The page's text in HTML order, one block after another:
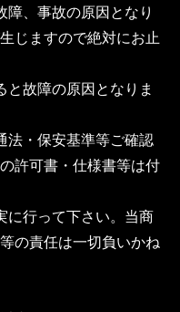
、事故の原因となり
じますので絶対にお止
故障の原因となりま
法・保安基準等ご確認
許可書・仕様書等は付
に行って下さい。当商
の責任は一切負いかね